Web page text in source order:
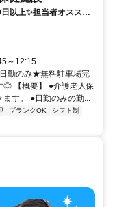
以上✨担当者オススメ
～12:15
日勤のみ★無料駐車場完
◎ 【概要】 ●介護老人保
す。 ●日勤のみの勤...
ブランクOK
シフト制